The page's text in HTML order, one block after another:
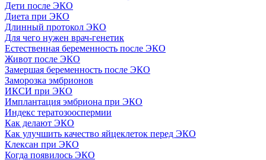
Дети после ЭКО
Диета при ЭКО
Длинный протокол ЭКО
Для чего нужен врач-генетик
Естественная беременность после ЭКО
Живот после ЭКО
Замершая беременность после ЭКО
Заморозка эмбрионов
ИКСИ при ЭКО
Имплантация эмбриона при ЭКО
Индекс тератозооспермии
Как делают ЭКО
Как улучшить качество яйцеклеток перед ЭКО
Клексан при ЭКО
Когда появилось ЭКО